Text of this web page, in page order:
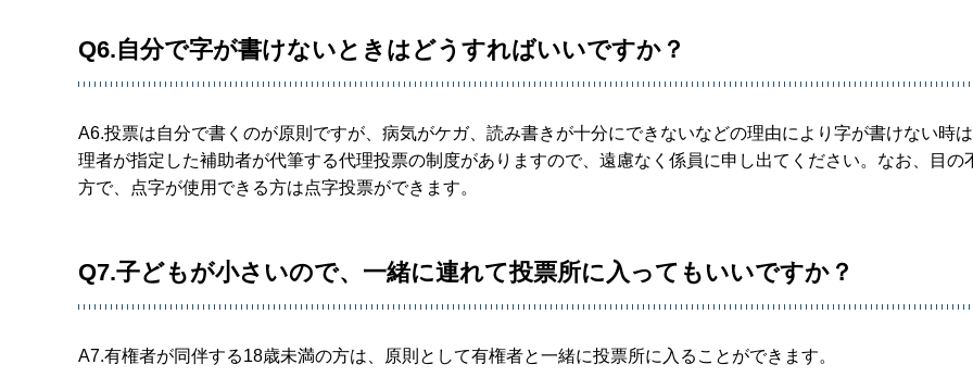
Q6.自分で字が書けないときはどうすればいいですか？
A6.投票は自分で書くのが原則ですが、病気がケガ、読み書きが十分にできないなどの理由により字が書けない時
理者が指定した補助者が代筆する代理投票の制度がありますので、遠慮なく係員に申し出てください。なお、目の
方で、点字が使用できる方は点字投票ができます。
Q7.子どもが小さいので、一緒に連れて投票所に入ってもいいですか？
A7.有権者が同伴する18歳未満の方は、原則として有権者と一緒に投票所に入ることができます。